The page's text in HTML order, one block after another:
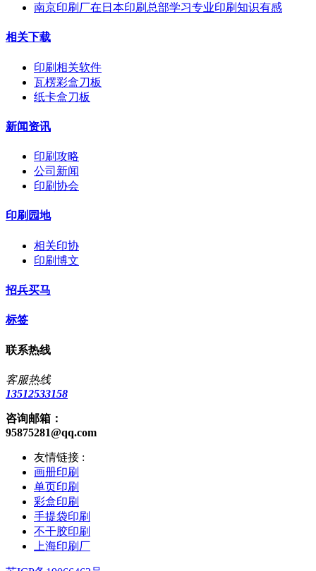
南京印刷厂在日本印刷总部学习专业印刷知识有感
相关下载
印刷相关软件
瓦楞彩盒刀板
纸卡盒刀板
新闻资讯
印刷攻略
公司新闻
印刷协会
印刷园地
相关印协
印刷博文
招兵买马
标签
联系热线
客服热线
13512533158
咨询邮箱：
95875281@qq.com
友情链接 :
画册印刷
单页印刷
彩盒印刷
手提袋印刷
不干胶印刷
上海印刷厂